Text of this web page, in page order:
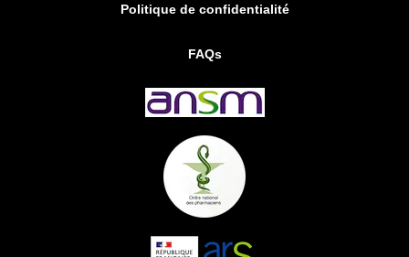
Politique de confidentialité
FAQs